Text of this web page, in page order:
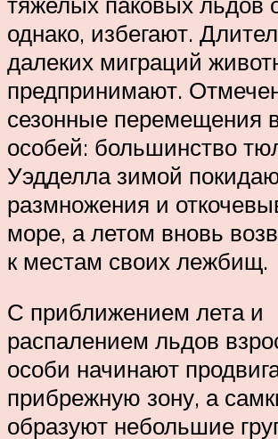
однако, избегают.
далеких миграций
предпринимают.
сезонные перемещения
особей: большинство
Уэдделла зимой
размножения и
море, а летом вновь
к местам своих лежбищ.
С приближением лета и
распалением льдов
особи начинают
прибрежную зону, а
образуют небольшие